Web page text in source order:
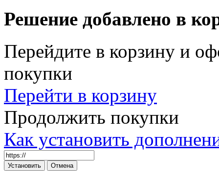
Решение добавлено в
Перейдите в корзину и
покупки
Перейти в корзину
Продолжить покупки
Как установить